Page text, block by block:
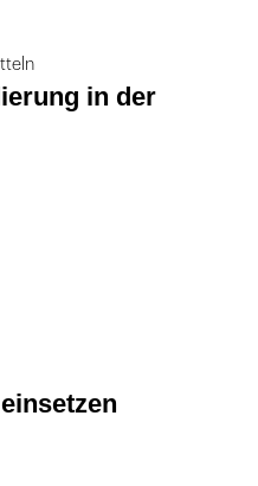
in der